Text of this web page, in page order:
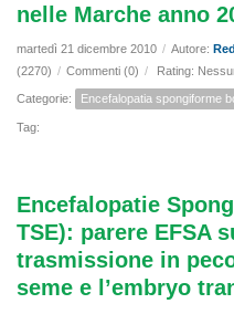
nelle Marche anno
martedì 21 dicembre 2010 / Autore:
(2270) / Commenti (0) / Rating:
Categorie: Encefalopatia spongiforme
Tag:
Encefalopatie
TSE): parere EFSA
trasmissione in
seme e l’embryo